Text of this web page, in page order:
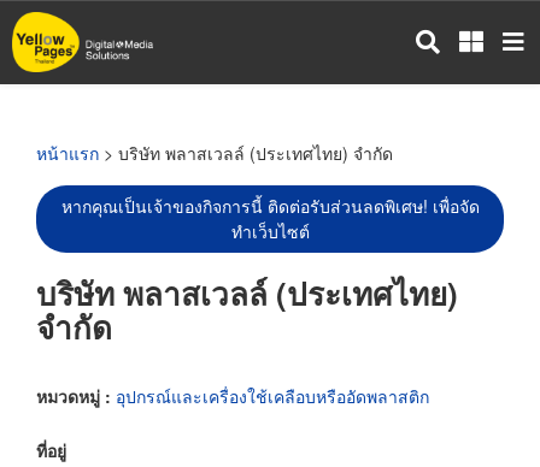
ข้าม
ไป
หน้าแรก > บริษัท พลาสเวลล์ (ประเทศไทย) จำกัด
หากคุณเป็นเจ้าของกิจการนี้ ติดต่อรับส่วนลดพิเศษ! เพื่อจัด
ทำเว็บไซต์
บริษัท พลาสเวลล์ (ประเทศไทย)
จำกัด
หมวดหมู่ : อุปกรณ์และเครื่องใช้เคลือบหรืออัดพลาสติก
ที่อยู่